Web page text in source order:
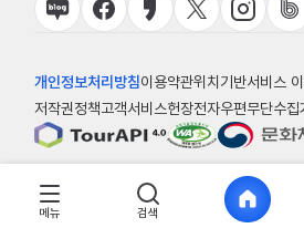
개인정보처리방침이용약관위치기반서비스
저작권정책고객서비스헌장전자우편무단수집
© 한국관광공사
메뉴 검색